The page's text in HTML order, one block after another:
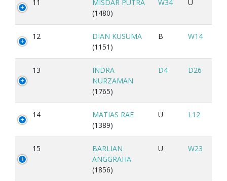
11
MISDAR PUTRA
(1480)
W34 U
12
DIAN KUSUMA
(1151)
B W14
13
INDRA
NURZAMAN
(1765)
D4 D26
14
MATIAS RAE
(1389)
U L12
15
BARLIAN
ANGGRAHA
(1856)
U W23